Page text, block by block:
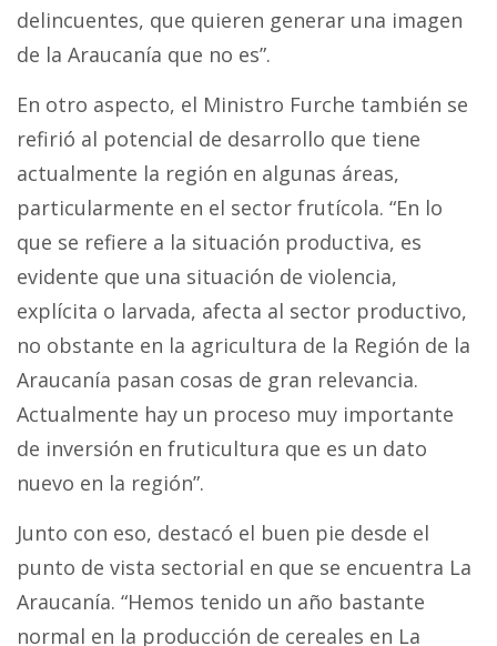
delincuentes, que quieren generar una imagen
de la Araucanía que no es”.
En otro aspecto, el Ministro Furche también se
refirió al potencial de desarrollo que tiene
actualmente la región en algunas áreas,
particularmente en el sector frutícola. “En lo
que se refiere a la situación productiva, es
evidente que una situación de violencia,
explícita o larvada, afecta al sector productivo,
no obstante en la agricultura de la Región de la
Araucanía pasan cosas de gran relevancia.
Actualmente hay un proceso muy importante
de inversión en fruticultura que es un dato
nuevo en la región”.
Junto con eso, destacó el buen pie desde el
punto de vista sectorial en que se encuentra La
Araucanía. “Hemos tenido un año bastante
normal en la producción de cereales en La